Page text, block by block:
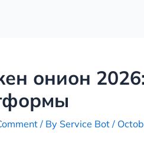
онион
/ By Service Bot /